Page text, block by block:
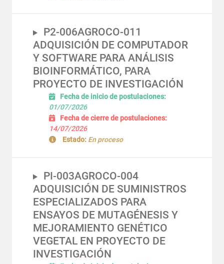
P2-006AGROCO-011
ADQUISICIÓN DE COMPUTADOR
Y SOFTWARE PARA ANÁLISIS
BIOINFORMÁTICO, PARA
PROYECTO DE INVESTIGACIÓN
Fecha de inicio de postulaciones:
01/07/2026
Fecha de cierre de postulaciones:
14/07/2026
Estado: En proceso
PI-003AGROCO-004
ADQUISICIÓN DE SUMINISTROS
ESPECIALIZADOS PARA
ENSAYOS DE MUTAGÉNESIS Y
MEJORAMIENTO GENÉTICO
VEGETAL EN PROYECTO DE
INVESTIGACIÓN